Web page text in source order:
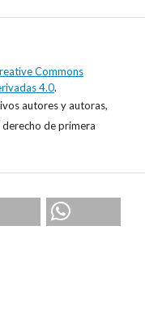
Commons
4.0.
autores y autoras,
de primera